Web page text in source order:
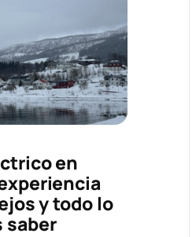
en
y todo lo
saber